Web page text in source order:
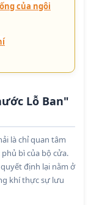
của ngôi
Lỗ Ban"
là chỉ quan tâm
bì của bộ cửa.
định lại nằm ở
khí thực sự lưu